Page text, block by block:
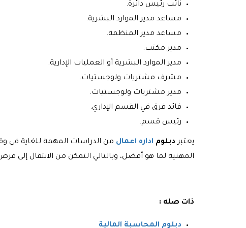
نائب رئيس دائرة.
مساعد مدير الموارد البشرية.
مساعد مدير المنظمة.
مدير مكتب.
مدير الموارد البشرية أو العمليات الإدارية.
مشرف مشتريات ولوجستيات.
مدير مشتريات ولوجستيات.
قائد فرق في القسم الإداري.
رئيس قسم.
يعتبر دبلوم اداره اعمال من الدراسات المهمة للغاية في
المهنية لما هو أفضل، وبالتالي التمكن من الانتقال إلى
ذات صله :
دبلوم المحاسبة المالية